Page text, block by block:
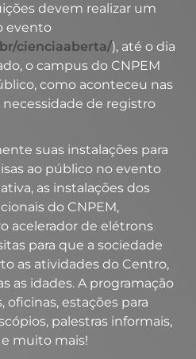
devem realizar um
evento
cienciaaberta/), até o dia
o campus do CNPEM
como aconteceu nas
necessidade de registro
suas instalações para
ao público no evento
as instalações dos
do CNPEM,
acelerador de elétrons
para que a sociedade
as atividades do Centro,
as idades. A programação
oficinas, estações para
palestras informais,
muito mais!